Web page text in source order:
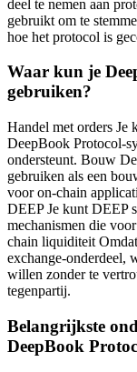
deel te nemen aan
gebruikt om te
hoe het protocol is
Waar kun je
gebruiken?
Handel met orders Je
DeepBook Protocol-
ondersteunt. Bouw
gebruiken als een
voor on-chain
DEEP Je kunt DEEP
mechanismen die
chain liquiditeit
exchange-onderdeel,
willen zonder te
tegenpartij.
Belangrijkste
DeepBook